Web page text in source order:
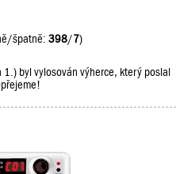
špatně: 398/7)
byl vylosován výherce, který poslal